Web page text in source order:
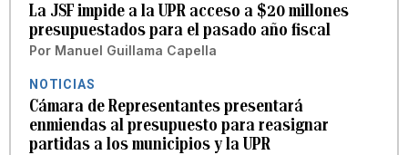
La JSF impide a la UPR acceso a $20 millones
presupuestados para el pasado año fiscal
Por Manuel Guillama Capella
NOTICIAS
Cámara de Representantes presentará
enmiendas al presupuesto para reasignar
partidas a los municipios y la UPR